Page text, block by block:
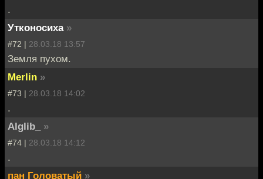
.
Утконосиха »
#72 | 28.03.18 13:57
Земля пухом.
Merlin »
#73 | 28.03.18 14:02
.
Alglib_
»
#74 | 28.03.18 14:12
.
пан Головатый »